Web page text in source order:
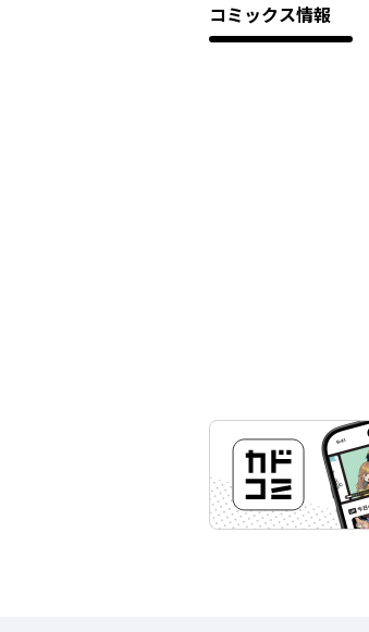
コミックス情報